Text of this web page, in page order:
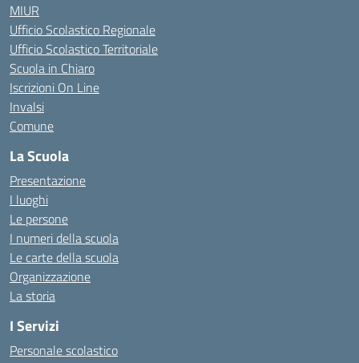
MIUR
Ufficio Scolastico Regionale
Ufficio Scolastico Territoriale
Scuola in Chiaro
Iscrizioni On Line
Invalsi
Comune
La Scuola
Presentazione
I luoghi
Le persone
I numeri della scuola
Le carte della scuola
Organizzazione
La storia
I Servizi
Personale scolastico